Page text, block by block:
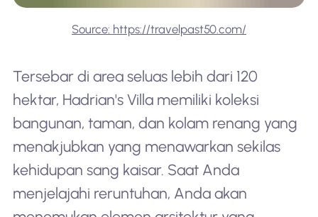
Source: https://travelpast50.com/
Tersebar di area seluas lebih dari 120
hektar, Hadrian's Villa memiliki koleksi
bangunan, taman, dan kolam renang yang
menakjubkan yang menawarkan sekilas
kehidupan sang kaisar. Saat Anda
menjelajahi reruntuhan, Anda akan